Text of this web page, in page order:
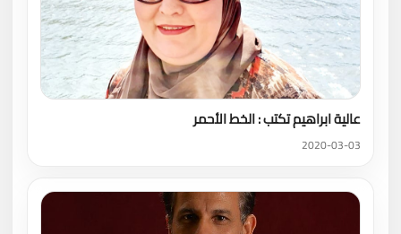
عالية ابراهيم تكتب : الخط الأحمر
2020-03-03